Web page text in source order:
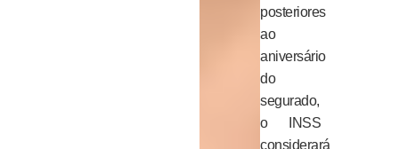
posteriores
ao
aniversário
do
segurado,
o INSS
considerará